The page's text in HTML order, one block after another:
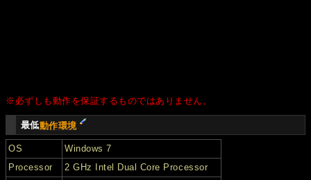
※必ずしも動作を保証するものではありません。
最低動作環境
OS
Windows 7
Processor
2 GHz Intel Dual Core Processor